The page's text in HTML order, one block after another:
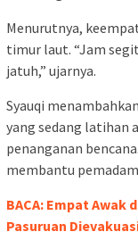
Menurutnya,
timur laut. “Jam
jatuh,” ujarnya.
Syauqi
yang sedang latihan
penanganan
membantu
BACA: Empat Awak
Pasuruan